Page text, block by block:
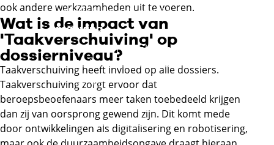
Techniek en gebouwde
omgeving
Metaal en metalektro
Technische installaties
en systemen
Infra
Hout en meubel
Afbouw en onderhoud
Bouw en
ook andere werkzaamheden uit te voeren.
Wat is de impact van
'Taakverschuiving' op
dossierniveau?
Taakverschuiving heeft invloed op alle dossiers.
Taakverschuiving zorgt ervoor dat
beroepsbeoefenaars meer taken toebedeeld krijgen
dan zij van oorsprong gewend zijn. Dit komt mede
door ontwikkelingen als digitalisering en robotisering,